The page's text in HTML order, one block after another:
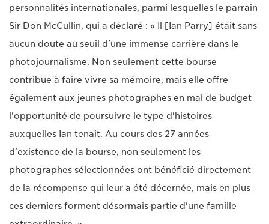
personnalités internationales, parmi lesquelles le parrain
Sir Don McCullin, qui a déclaré : « Il [Ian Parry] était sans
aucun doute au seuil d'une immense carrière dans le
photojournalisme. Non seulement cette bourse
contribue à faire vivre sa mémoire, mais elle offre
également aux jeunes photographes en mal de budget
l'opportunité de poursuivre le type d'histoires
auxquelles Ian tenait. Au cours des 27 années
d'existence de la bourse, non seulement les
photographes sélectionnées ont bénéficié directement
de la récompense qui leur a été décernée, mais en plus
ces derniers forment désormais partie d'une famille